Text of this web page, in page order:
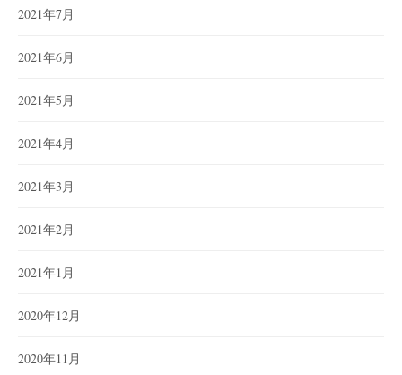
2021年7月
2021年6月
2021年5月
2021年4月
2021年3月
2021年2月
2021年1月
2020年12月
2020年11月